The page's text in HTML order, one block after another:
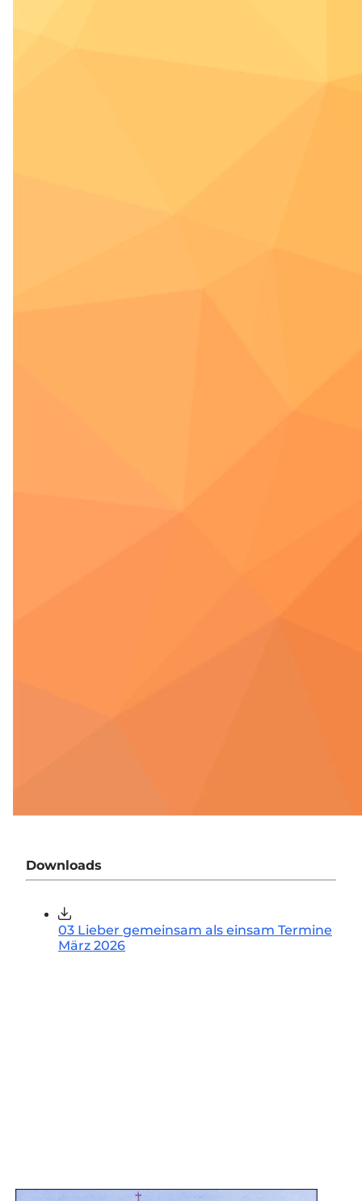
Downloads
03 Lieber gemeinsam als einsam Termine
März 2026